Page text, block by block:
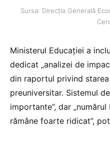
Sursa: Direcția Generală
Ministerul Educației a
dedicat „analizei de
din raportul privind
preuniversitar. Sistemul
importante”, dar
rămâne foarte ridicat”,